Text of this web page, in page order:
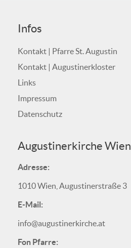
Infos
Kontakt | Pfarre St. Augustin
Kontakt | Augustinerkloster
Links
Impressum
Datenschutz
Augustinerkirche Wien
Adresse:
1010 Wien, Augustinerstraße 3
E-Mail:
info@augustinerkirche.at
Fon Pfarre: